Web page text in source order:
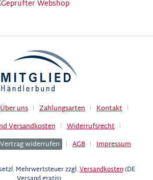
Über uns Zahlungsarten
Kontakt
Versandkosten
Widerrufsrecht
Vertrag widerrufen AGB Impressum
Mehrwertsteuer zzgl.Versandkosten(DE